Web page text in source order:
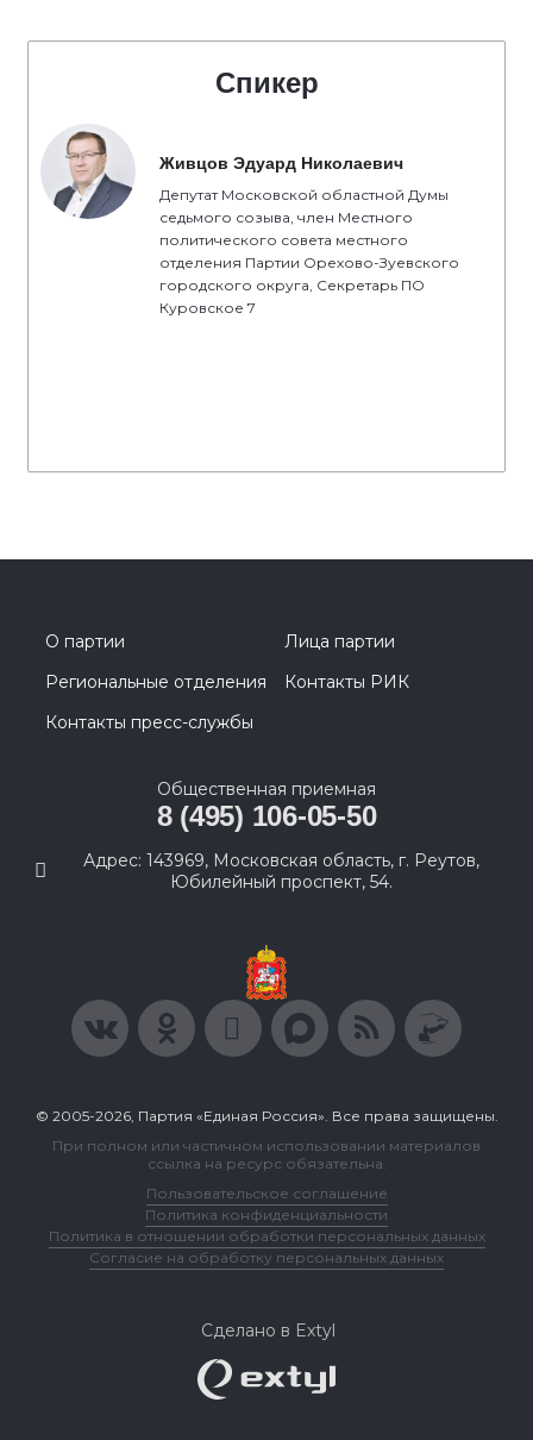
Спикер
Живцов Эдуард Николаевич
Депутат Московской областной Думы
седьмого созыва, член Местного
политического совета местного
отделения Партии Орехово-Зуевского
городского округа, Секретарь ПО
Куровское 7
О партии
Лица партии
Региональные отделения
Контакты РИК
Контакты пресс-службы
Общественная приемная
8 (495) 106-05-50
Адрес: 143969, Московская область, г. Реутов,
Юбилейный проспект, 54.
© 2005-2026, Партия «Единая Россия». Все права защищены.
При полном или частичном использовании материалов
ссылка на ресурс обязательна.
Пользовательское соглашение
Политика конфиденциальности
Политика в отношении обработки персональных данных
Согласие на обработку персональных данных
Сделано в Extyl